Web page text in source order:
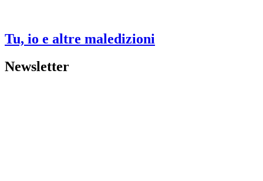
Tu, io e altre maledizioni
Newsletter